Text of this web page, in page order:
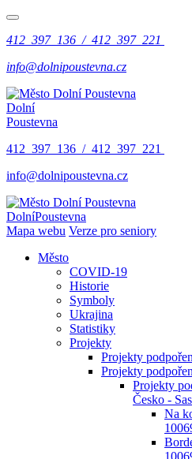
412 397 136 / 412 397 221
info@dolnipoustevna.cz
Dolní
Poustevna
412 397 136 / 412 397 221
info@dolnipoustevna.cz
DolníPoustevna
Mapa webu Verze pro seniory
Město
COVID-19
Historie
Symboly
Ukrajina
Statistiky
Projekty
Projekty
Projekty
Projekty
Česko -
Na